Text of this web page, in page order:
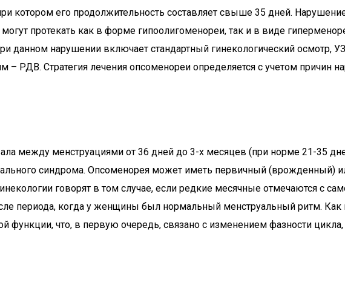
котором его продолжительность составляет свыше 35 дней.
протекать как в форме гипоолигоменореи, так и в виде
данном нарушении включает стандартный гинекологический осмотр,
– РДВ. Стратегия лечения опсоменореи определяется с учетом причин
между менструациями от 36 дней до 3-х месяцев (при норме 21-35
синдрома. Опсоменорея может иметь первичный (врожденный)
говорят в том случае, если редкие месячные отмечаются с
периода, когда у женщины был нормальный менструальный ритм. Как
функции, что, в первую очередь, связано с изменением фазности